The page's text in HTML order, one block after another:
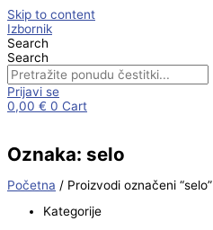
Skip to content
Izbornik
Search
Search
Prijavi se
0,00 € 0 Cart
Oznaka: selo
Početna / Proizvodi označeni “selo”
Kategorije